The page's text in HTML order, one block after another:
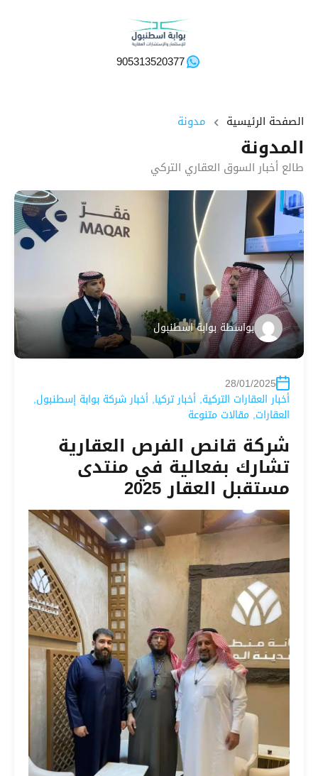
905313520377
الصفحة الرئيسية مدونة
المدونة
طالع أخبار السوق العقاري التركي
بواسطةبوابة اسطنبول
28/01/2025
أخبار العقارات التركية, أخبار تركيا, أخبار شركة بوابة إسطنبول,
العقارات, مقالات متنوعة
شركة قانص الفرص العقارية
تشارك بفعالية في منتدى
مستقبل العقار 2025